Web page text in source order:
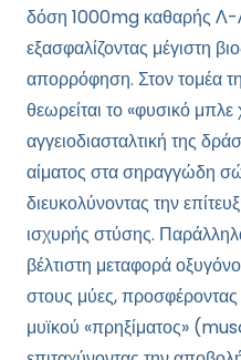
δόση 1000mg καθαρής Λ-
εξασφαλίζοντας μέγιστη
απορρόφηση. Στον τομέα
θεωρείται το «φυσικό
αγγειοδιασταλτική της
αίματος στα σηραγγώδη
διευκολύνοντας την
ισχυρής στύσης.
βέλτιστη μεταφορά
στους μύες,
μυϊκού «πρηξίματος»